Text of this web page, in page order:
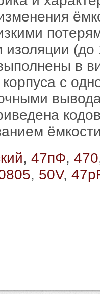
изоляции
в
корпуса с
, 47пФ, 470
, 50V,